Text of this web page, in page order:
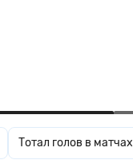
Тотал голов в матчах